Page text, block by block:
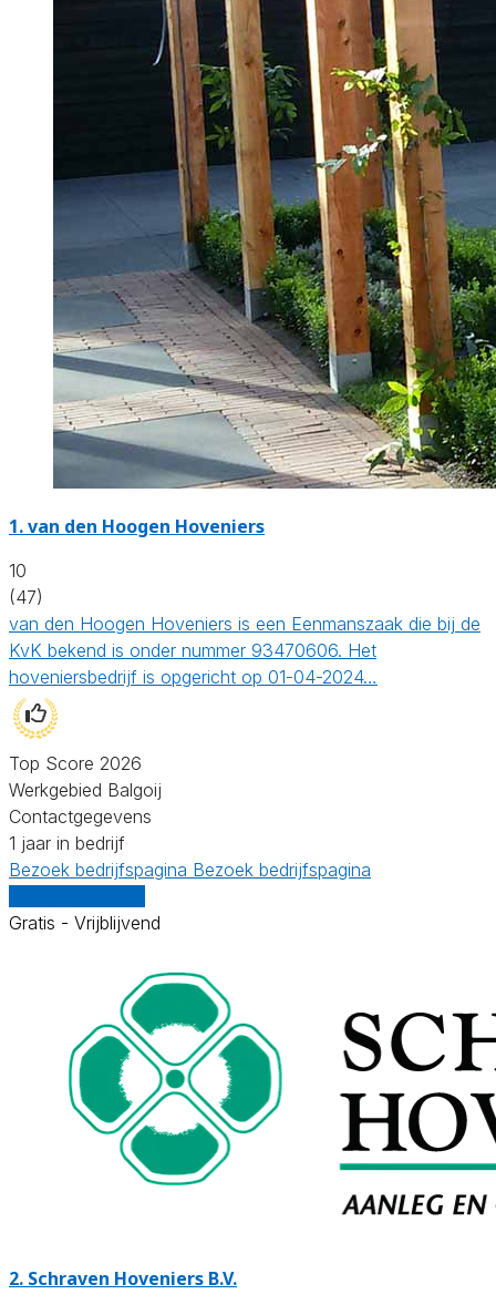
1.van den Hoogen Hoveniers
10
(47)
van den Hoogen Hoveniers is een Eenmanszaak die bij de
KvK bekend is onder nummer 93470606. Het
hoveniersbedrijf is opgericht op 01-04-2024…
Top Score 2026
Werkgebied Balgoij
Contactgegevens
1 jaar in bedrijf
Bezoek bedrijfspagina Bezoek bedrijfspagina
Gratis - Vrijblijvend
2. Schraven Hoveniers B.V.